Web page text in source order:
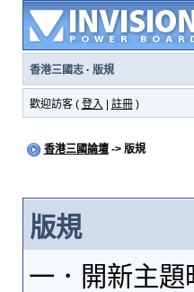
香港三國志· 版規
歡迎訪客 ( 登入 註冊)
香港三國論壇-> 版規
版規
一．開新主